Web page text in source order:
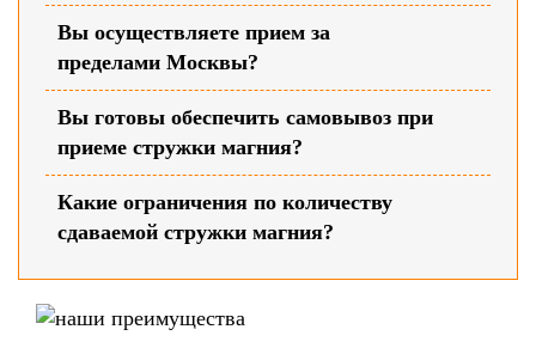
Вы осуществляете прием за
пределами Москвы?
Вы готовы обеспечить самовывоз при
приеме стружки магния?
Какие ограничения по количеству
сдаваемой стружки магния?